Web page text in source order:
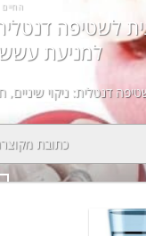
החיים
לשטיפה
למניעת
דנטלית: ניקוי
כתובת